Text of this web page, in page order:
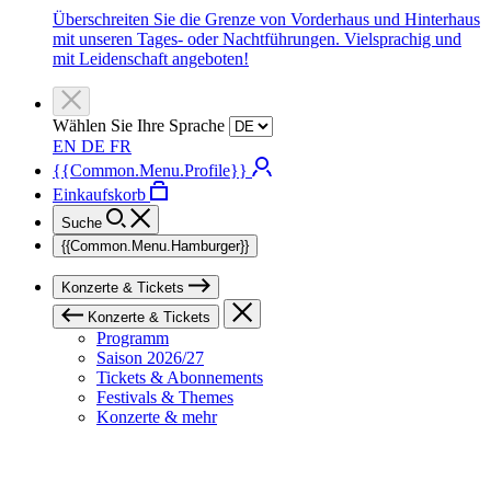
Überschreiten Sie die Grenze von Vorderhaus und Hinterhaus
mit unseren Tages- oder Nachtführungen. Vielsprachig und
mit Leidenschaft angeboten!
Wählen Sie Ihre Sprache
EN DE FR
{{Common.Menu.Profile}}
Einkaufskorb
Suche
{{Common.Menu.Hamburger}}
Konzerte & Tickets
Konzerte & Tickets
Programm
Saison 2026/27
Tickets & Abonnements
Festivals & Themes
Konzerte & mehr